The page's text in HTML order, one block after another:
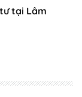
tại Lâm